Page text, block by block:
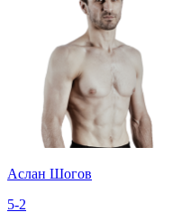
Аслан Шогов
5-2